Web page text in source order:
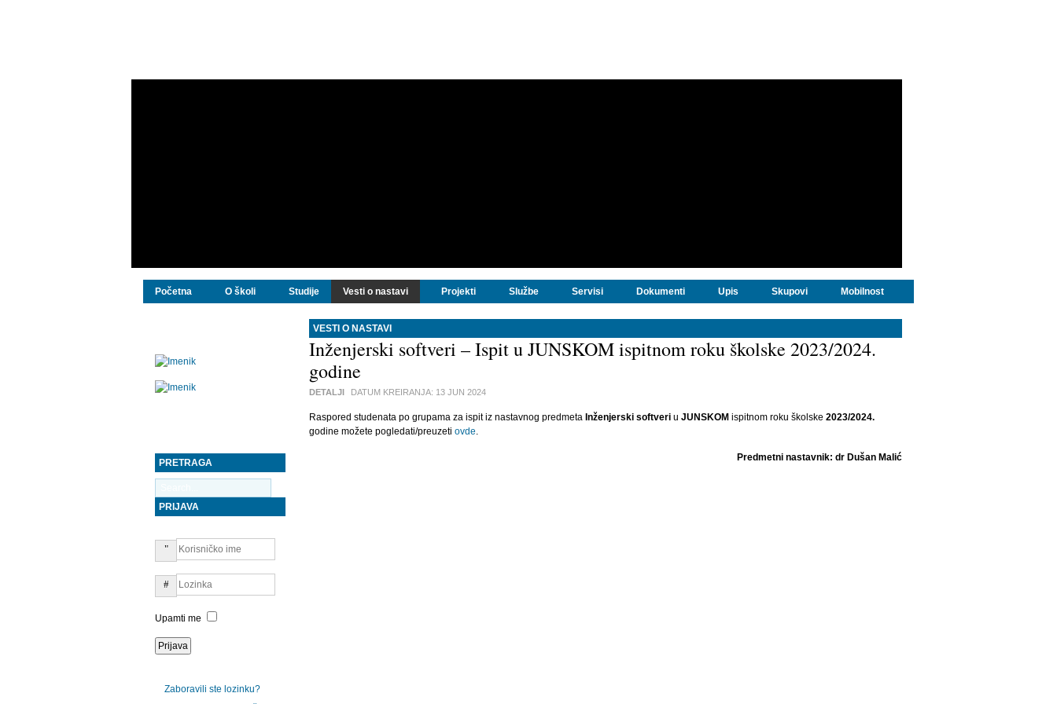
Početna O školi Studije Vesti o nastavi Projekti Službe Servisi Dokumenti Upis Skupovi Mobilnost
VESTI O NASTAVI
Inženjerski softveri – Ispit u JUNSKOM ispitnom roku školske 2023/2024.
godine
DETALJI DATUM KREIRANJA: 13 JUN 2024
Raspored studenata po grupama za ispit iz nastavnog predmeta Inženjerski softveri u JUNSKOM ispitnom roku školske 2023/2024.
godine možete pogledati/preuzeti ovde.
Predmetni nastavnik: dr Dušan Malić
PRETRAGA
PRIJAVA
Upamti me
Zaboravili ste lozinku?